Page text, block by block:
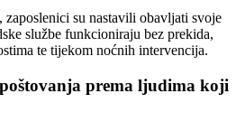
su nastavili obavljati svoje
službe funkcioniraju bez prekida,
te tijekom noćnih intervencija.
prema ljudima koji